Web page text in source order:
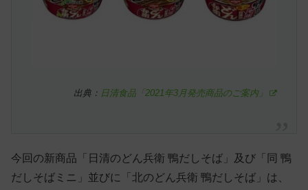
出典： 日清食品「2021年3月発売商品のご案内」
今回の新商品「日清のどん兵衛 鴨だしそば」及び「同 鴨
だしそばミニ」並びに「北のどん兵衛 鴨だしそば」は、